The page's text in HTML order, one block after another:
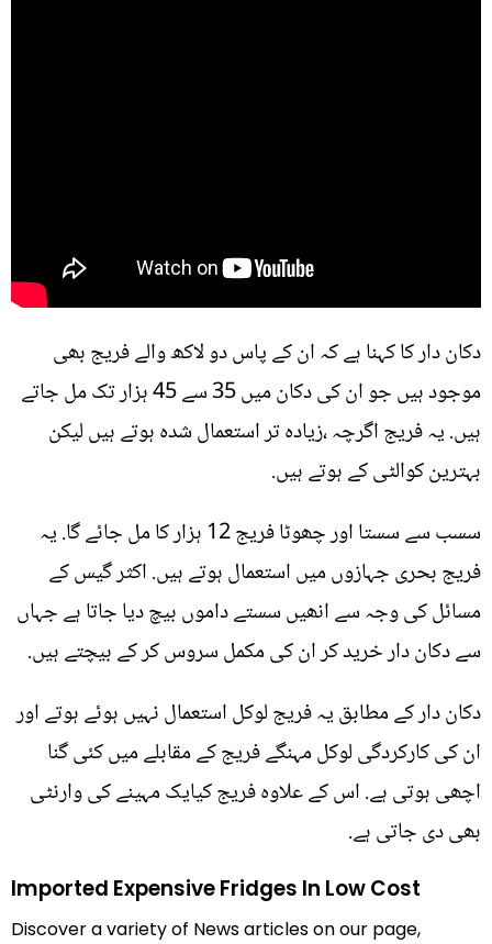
دکان دار کا کہنا ہے کہ ان کے پاس دو لاکھ والے فریج بھی
موجود ہیں جو ان کی دکان میں 35 سے 45 ہزار تک مل جاتے
ہیں. یہ فریج اگرچہ ،زیادہ تر استعمال شدہ ہوتے ہیں لیکن
بہترین کوالٹی کے ہوتے ہیں.
سسب سے سستا اور چھوٹا فریج 12 ہزار کا مل جائے گا. یہ
فریج بحری جہازوں میں استعمال ہوتے ہیں. اکثر گیس کے
مسائل کی وجہ سے انھیں سستے داموں بیچ دیا جاتا ہے جہاں
سے دکان دار خرید کر ان کی مکمل سروس کر کے بیچتے ہیں.
دکان دار کے مطابق یہ فریج لوکل استعمال نہیں ہوئے ہوتے اور
ان کی کارکردگی لوکل مہنگے فریج کے مقابلے میں کئی گنا
اچھی ہوتی ہے. اس کے علاوہ فریج کیایک مہینے کی وارنٹی
بھی دی جاتی ہے.
Imported Expensive Fridges In Low Cost
Discover a variety of News articles on our page,